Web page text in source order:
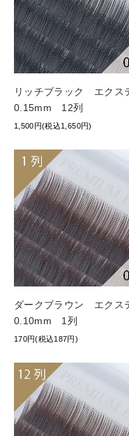
リッチブラック エク
0.15mm 12列
1,500円(税込1,650円)
ダークブラウン エク
0.10mm 1列
170円(税込187円)